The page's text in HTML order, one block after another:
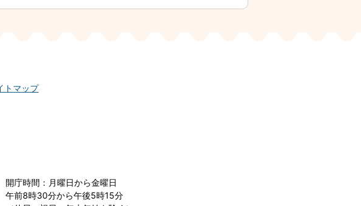
トマップ
開庁時間：月曜日から金曜日
午前8時30分から午後5時15分